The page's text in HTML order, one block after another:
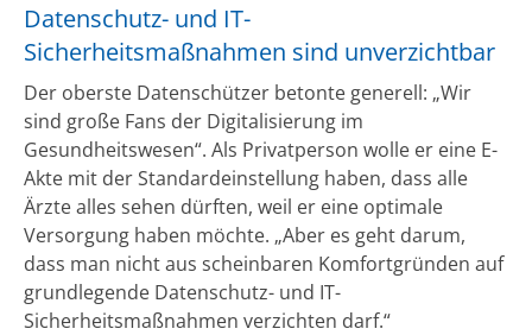
Datenschutz- und IT-
Sicherheitsmaßnahmen sind unverzichtbar
Der oberste Datenschützer betonte generell: „Wir
sind große Fans der Digitalisierung im
Gesundheitswesen“. Als Privatperson wolle er eine E-
Akte mit der Standardeinstellung haben, dass alle
Ärzte alles sehen dürften, weil er eine optimale
Versorgung haben möchte. „Aber es geht darum,
dass man nicht aus scheinbaren Komfortgründen auf
grundlegende Datenschutz- und IT-
Sicherheitsmaßnahmen verzichten darf.“